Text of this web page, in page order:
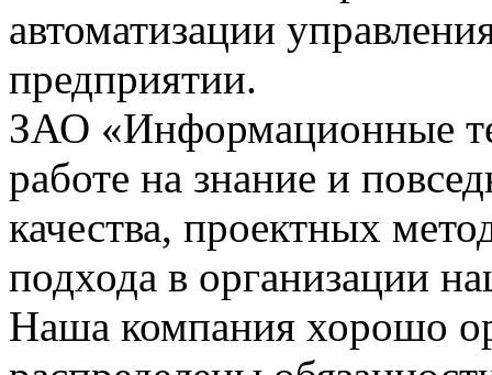
автоматизации
предприятии.
ЗАО «Информационные
работе на знание и
качества, проектных
подхода в организации
Наша компания хорошо